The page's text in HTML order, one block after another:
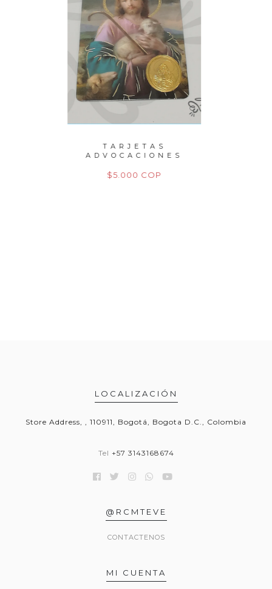
TARJETAS
ADVOCACIONES
$5.000 COP
LOCALIZACIÓN
Store Address, , 110911, Bogotá, Bogota D.C., Colombia
Tel +57 3143168674
@RCMTEVE
CONTACTENOS
MI CUENTA